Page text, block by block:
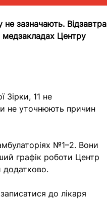
зазначають. Відзавтра
Центру
11 не
не уточнюють причин
№1–2. Вони
графік роботи Центр
додатково.
до лікаря